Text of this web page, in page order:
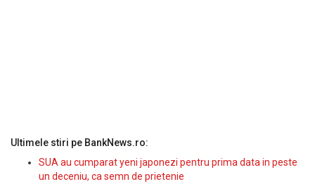
Ultimele stiri pe BankNews.ro:
SUA au cumparat yeni japonezi pentru prima data in peste
un deceniu, ca semn de prietenie